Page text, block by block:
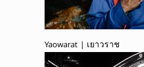
Yaowarat | เยาวราช